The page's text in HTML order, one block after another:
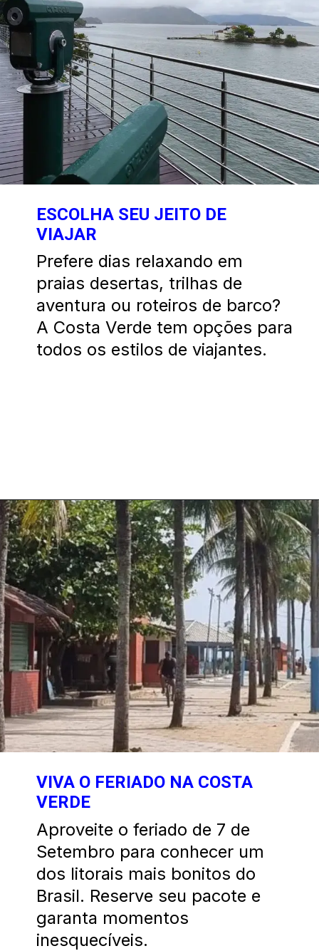
Prefere dias relaxando em
praias desertas, trilhas de
aventura ou roteiros de barco?
A Costa Verde tem opções para
todos os estilos de viajantes.
ESCOLHA SEU JEITO DE
VIAJAR
Opening
Aproveite o feriado de 7 de
Setembro para conhecer um
dos litorais mais bonitos do
Brasil. Reserve seu pacote e
garanta momentos
inesquecíveis.
VIVA O FERIADO NA COSTA
VERDE